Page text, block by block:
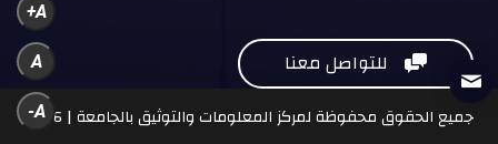
 للتواصل معنا
جميع الحقوق محفوظة لمركز المعلومات والتوثيق بالجامعة | 2026
A+
A
A-